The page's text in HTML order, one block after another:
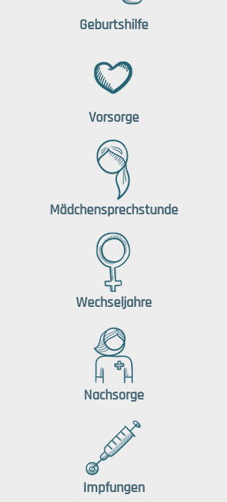
Geburtshilfe
Vorsorge
Mädchensprechstunde
Wechseljahre
Nachsorge
Impfungen